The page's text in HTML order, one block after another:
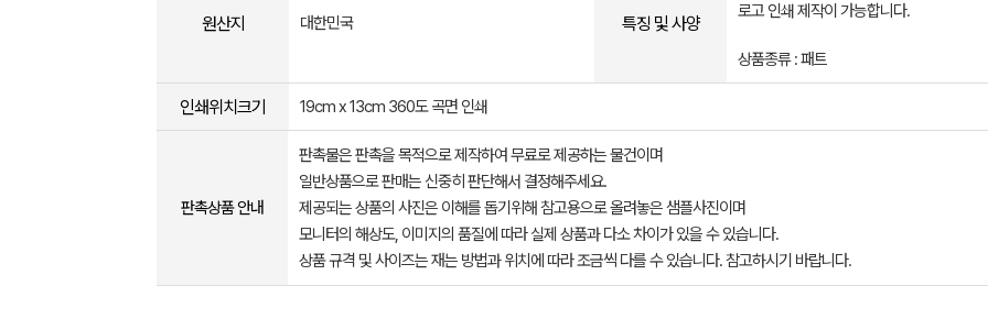
원산지 대한민국 특징 및 사양
로고 인쇄 제작이 가능합니다.
상품종류 : 패트
인쇄위치크기 19cm x 13cm 360도 곡면 인쇄
판촉상품 안내
판촉물은 판촉을 목적으로 제작하여 무료로 제공하는 물건이며
일반상품으로 판매는 신중히 판단해서 결정해주세요.
제공되는 상품의 사진은 이해를 돕기위해 참고용으로 올려놓은 샘플사진이며
모니터의 해상도, 이미지의 품질에 따라 실제 상품과 다소 차이가 있을 수 있습니다.
상품 규격 및 사이즈는 재는 방법과 위치에 따라 조금씩 다를 수 있습니다. 참고하시기 바랍니다.